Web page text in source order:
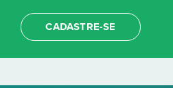
CADASTRE-SE